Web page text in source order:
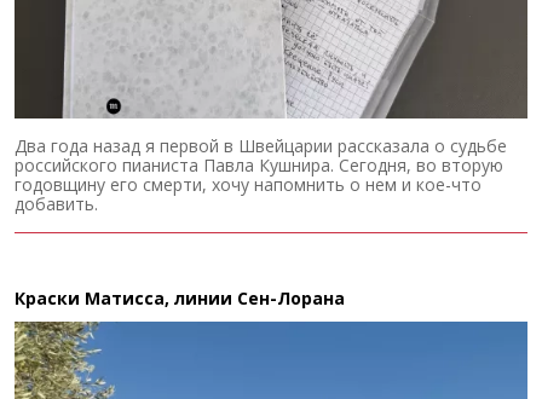
Два года назад я первой в Швейцарии рассказала о судьбе
российского пианиста Павла Кушнира. Сегодня, во вторую
годовщину его смерти, хочу напомнить о нем и кое-что
добавить.
Краски Матисса, линии Сен-Лорана